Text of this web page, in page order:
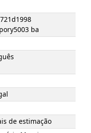
ba
de estimação